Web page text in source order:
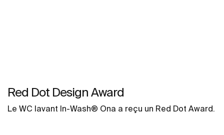
Red Dot Design Award
Le WC lavant In-Wash® Ona a reçu un Red Dot Award.